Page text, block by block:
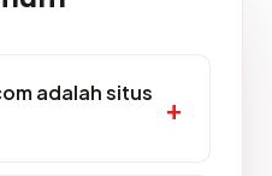
adalah situs